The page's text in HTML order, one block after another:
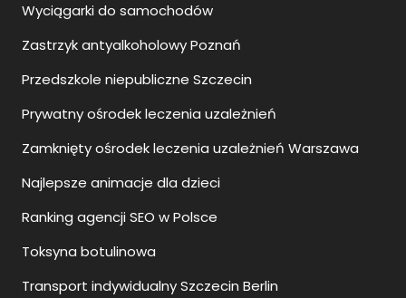
Wyciągarki do samochodów
Zastrzyk antyalkoholowy Poznań
Przedszkole niepubliczne Szczecin
Prywatny ośrodek leczenia uzależnień
Zamknięty ośrodek leczenia uzależnień Warszawa
Najlepsze animacje dla dzieci
Ranking agencji SEO w Polsce
Toksyna botulinowa
Transport indywidualny Szczecin Berlin